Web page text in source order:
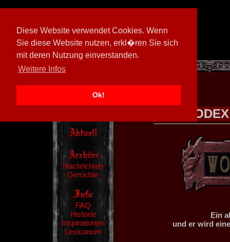
Diese Website verwendet Cookies. Wenn
Sie diese Website nutzen, erkl�ren Sie sich
mit deren Nutzung einverstanden.
Weitere Infos
Ok!
[ 605026/M3]
Nachrichten
Gerüchte
FAQ
Historie
Inspirationen
Lexicanum
Ein
und er wird